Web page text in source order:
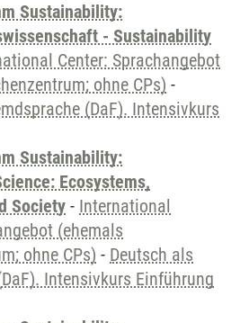
Sustainability:
- Sustainability
Center: Sprachangebot
ohne CPs) -
(DaF). Intensivkurs
Sustainability:
Ecosystems,
Society - International
(ehemals
ohne CPs) - Deutsch als
Intensivkurs Einführung